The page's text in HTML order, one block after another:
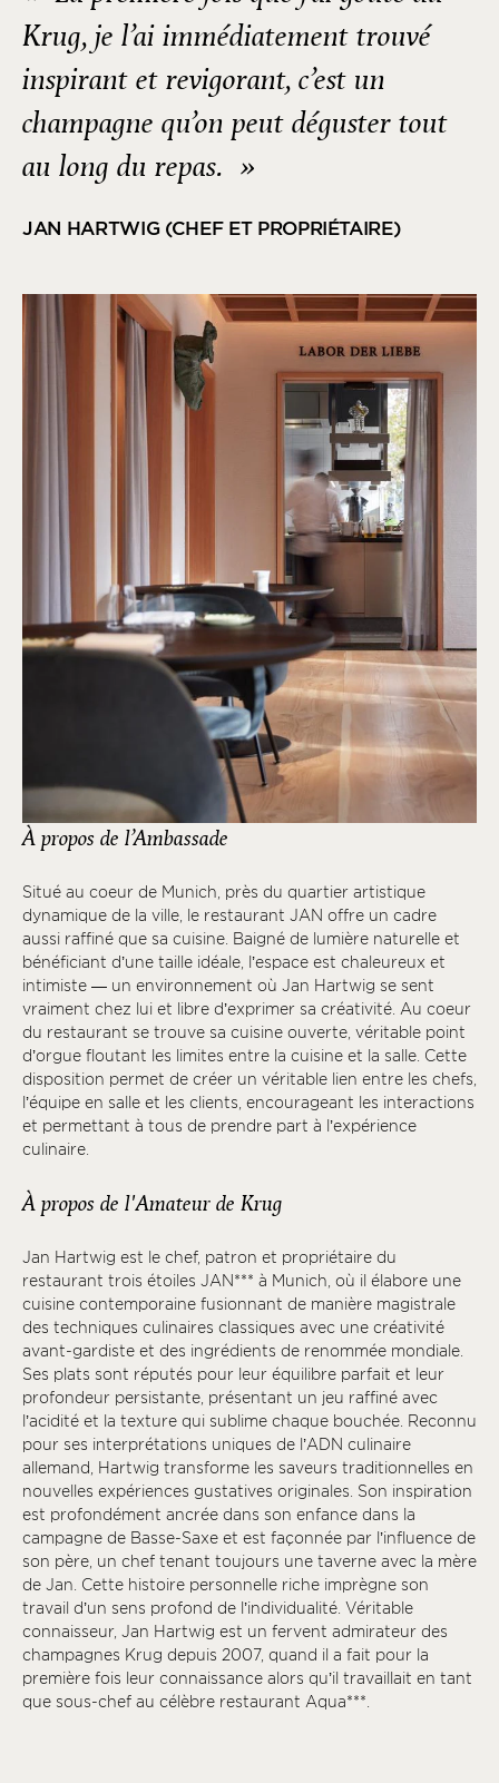
Krug, je l’ai immédiatement trouvé
inspirant et revigorant, c’est un
champagne qu’on peut déguster tout
au long du repas. »
JAN HARTWIG (CHEF ET PROPRIÉTAIRE)
À propos de l’Ambassade
Situé au coeur de Munich, près du quartier artistique
dynamique de la ville, le restaurant JAN offre un cadre
aussi raffiné que sa cuisine. Baigné de lumière naturelle et
bénéficiant d’une taille idéale, l’espace est chaleureux et
intimiste — un environnement où Jan Hartwig se sent
vraiment chez lui et libre d’exprimer sa créativité. Au coeur
du restaurant se trouve sa cuisine ouverte, véritable point
d’orgue floutant les limites entre la cuisine et la salle. Cette
disposition permet de créer un véritable lien entre les chefs,
l’équipe en salle et les clients, encourageant les interactions
et permettant à tous de prendre part à l’expérience
culinaire.
À propos de l'Amateur de Krug
Jan Hartwig est le chef, patron et propriétaire du
restaurant trois étoiles JAN*** à Munich, où il élabore une
cuisine contemporaine fusionnant de manière magistrale
des techniques culinaires classiques avec une créativité
avant-gardiste et des ingrédients de renommée mondiale.
Ses plats sont réputés pour leur équilibre parfait et leur
profondeur persistante, présentant un jeu raffiné avec
l’acidité et la texture qui sublime chaque bouchée. Reconnu
pour ses interprétations uniques de l’ADN culinaire
allemand, Hartwig transforme les saveurs traditionnelles en
nouvelles expériences gustatives originales. Son inspiration
est profondément ancrée dans son enfance dans la
campagne de Basse-Saxe et est façonnée par l’influence de
son père, un chef tenant toujours une taverne avec la mère
de Jan. Cette histoire personnelle riche imprègne son
travail d’un sens profond de l’individualité. Véritable
connaisseur, Jan Hartwig est un fervent admirateur des
champagnes Krug depuis 2007, quand il a fait pour la
première fois leur connaissance alors qu’il travaillait en tant
que sous-chef au célèbre restaurant Aqua***.